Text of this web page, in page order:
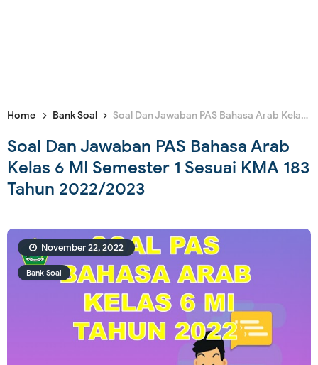
Home Bank Soal Soal Dan Jawaban PAS Bahasa Arab Kelas 6 MI Semester 1 Sesuai KMA 183 Tahun 2022/2023
Soal Dan Jawaban PAS Bahasa Arab
Kelas 6 MI Semester 1 Sesuai KMA 183
Tahun 2022/2023
Bank Soal
November 22, 2022